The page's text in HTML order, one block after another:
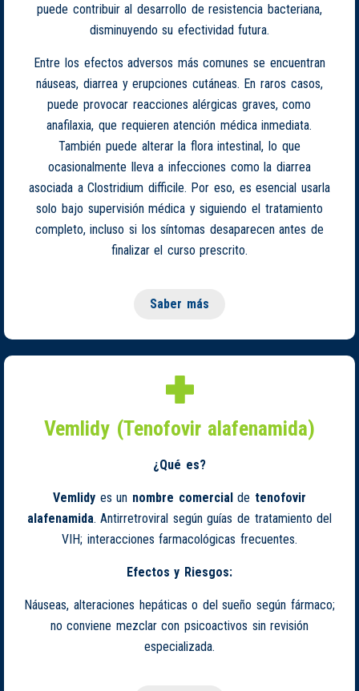
puede contribuir al desarrollo de resistencia bacteriana,
disminuyendo su efectividad futura.
Entre los efectos adversos más comunes se encuentran
náuseas, diarrea y erupciones cutáneas. En raros casos,
puede provocar reacciones alérgicas graves, como
anafilaxia, que requieren atención médica inmediata.
También puede alterar la flora intestinal, lo que
ocasionalmente lleva a infecciones como la diarrea
asociada a Clostridium difficile. Por eso, es esencial usarla
solo bajo supervisión médica y siguiendo el tratamiento
completo, incluso si los síntomas desaparecen antes de
finalizar el curso prescrito.
Saber más
Vemlidy (Tenofovir alafenamida)
¿Qué es?
Vemlidy es un nombre comercialde tenofovir
alafenamida. Antirretroviral según guías de tratamiento del
VIH; interacciones farmacológicas frecuentes.
Efectos y Riesgos:
Náuseas, alteraciones hepáticas o del sueño según fármaco;
no conviene mezclar con psicoactivos sin revisión
especializada.